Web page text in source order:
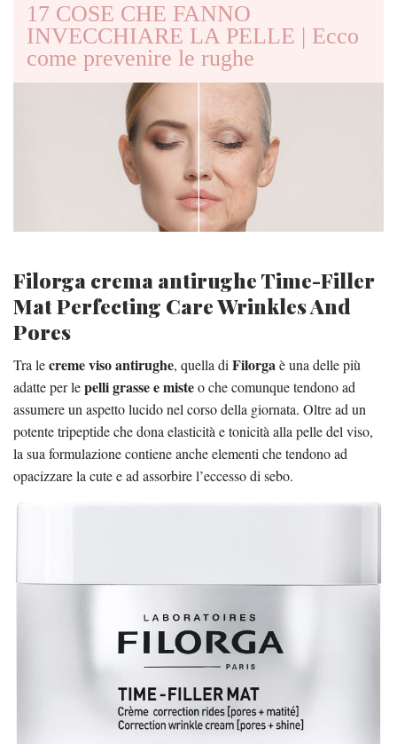
17 COSE CHE FANNO
INVECCHIARE LA PELLE | Ecco
come prevenire le rughe
Filorga crema antirughe Time-Filler
Mat Perfecting Care Wrinkles And
Pores
Tra lecreme viso antirughe, quella di Filorgaè una delle più
adatte per lepelli grasse e misteo che comunque tendono ad
assumere un aspetto lucido nel corso della giornata. Oltre ad un
potente tripeptide che dona elasticità e tonicità alla pelle del viso,
la sua formulazione contiene anche elementi che tendono ad
opacizzare la cute e ad assorbire l’eccesso di sebo.